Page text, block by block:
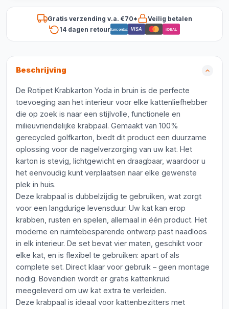
Gratis verzending v.a. €70*
Veilig betalen
14 dagen retourBancontact VISA iDEAL
Beschrijving
De Rotipet Krabkarton Yoda in bruin is de perfecte
toevoeging aan het interieur voor elke kattenliefhebber
die op zoek is naar een stijlvolle, functionele en
milieuvriendelijke krabpaal. Gemaakt van 100%
gerecycled golfkarton, biedt dit product een duurzame
oplossing voor de nagelverzorging van uw kat. Het
karton is stevig, lichtgewicht en draagbaar, waardoor u
het eenvoudig kunt verplaatsen naar elke gewenste
plek in huis.
Deze krabpaal is dubbelzijdig te gebruiken, wat zorgt
voor een langdurige levensduur. Uw kat kan erop
krabben, rusten en spelen, allemaal in één product. Het
moderne en ruimtebesparende ontwerp past naadloos
in elk interieur. De set bevat vier maten, geschikt voor
elke kat, en is flexibel te gebruiken: apart of als
complete set. Direct klaar voor gebruik – geen montage
nodig. Bovendien wordt er gratis kattenkruid
meegeleverd om uw kat extra te verleiden.
Deze krabpaal is ideaal voor kattenbezitters met